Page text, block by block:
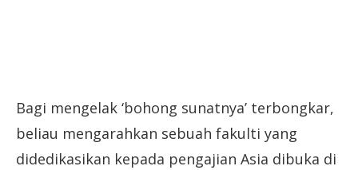
Bagi mengelak ‘bohong sunatnya’ terbongkar,
beliau mengarahkan sebuah fakulti yang
didedikasikan kepada pengajian Asia dibuka di